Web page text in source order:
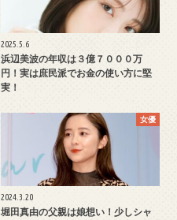
2025.5.6
浜辺美波の年収は３億７０００万
円！実は庶民派でお金の使い方に堅
実！
女優
2024.3.20
堀田真由の父親は娘想い！少しシャ